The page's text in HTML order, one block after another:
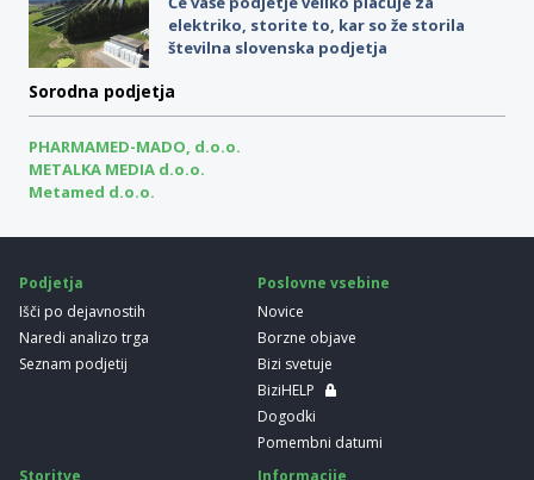
elektriko, storite to, kar so že storila
številna slovenska podjetja
Sorodna podjetja
PHARMAMED-MADO, d.o.o.
METALKA MEDIA d.o.o.
Metamed d.o.o.
Podjetja
Išči po dejavnostih
Naredi analizo trga
Seznam podjetij
Poslovne vsebine
Novice
Borzne objave
Bizi svetuje
BiziHELP
Dogodki
Pomembni datumi
Storitve
Informacije